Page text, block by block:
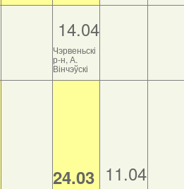
14.04
Чэрвеньскі
р-н, А.
Вінчэўскі
24.03 11.04